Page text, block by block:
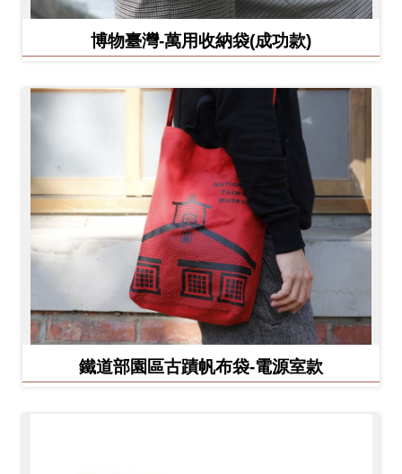
博物臺灣-萬用收納袋(成功款)
鐵道部園區古蹟帆布袋-電源室款